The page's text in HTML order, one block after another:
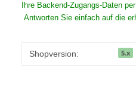
Ihre Backend-Zugangs-Daten
Antworten Sie einfach auf die
Shopversion: 5.x